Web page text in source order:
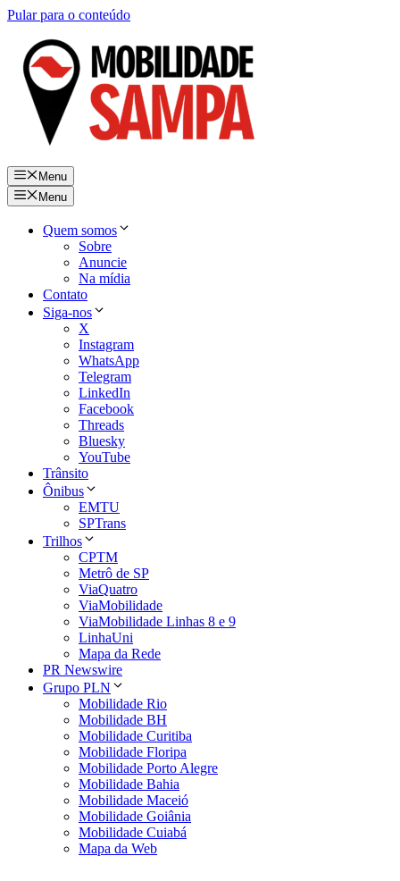
Pular para o conteúdo
Menu
Menu
Quem somos
Sobre
Anuncie
Na mídia
Contato
Siga-nos
X
Instagram
WhatsApp
Telegram
LinkedIn
Facebook
Threads
Bluesky
YouTube
Trânsito
Ônibus
EMTU
SPTrans
Trilhos
CPTM
Metrô de SP
ViaQuatro
ViaMobilidade
ViaMobilidade Linhas 8 e 9
LinhaUni
Mapa da Rede
PR Newswire
Grupo PLN
Mobilidade Rio
Mobilidade BH
Mobilidade Curitiba
Mobilidade Floripa
Mobilidade Porto Alegre
Mobilidade Bahia
Mobilidade Maceió
Mobilidade Goiânia
Mobilidade Cuiabá
Mapa da Web